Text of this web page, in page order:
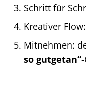
Schritt für
Kreativer
Mitnehmen:
so gutgetan“